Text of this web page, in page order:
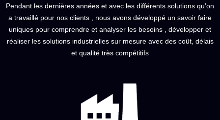
Pendant les dernières années et avec les différents solutions qu’on
a travaillé pour nos clients , nous avons développé un savoir faire
uniques pour comprendre et analyser les besoins , développer et
réaliser les solutions industrielles sur mesure avec des coût, délais
et qualité très compétitifs